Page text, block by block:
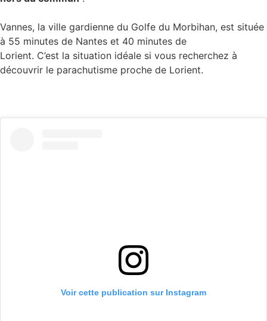
Vannes, la ville gardienne du Golfe du Morbihan, est située
à 55 minutes de Nantes et 40 minutes de
Lorient. C’est la situation idéale si vous recherchez à
découvrir le parachutisme proche de Lorient.
Voir cette publication sur Instagram